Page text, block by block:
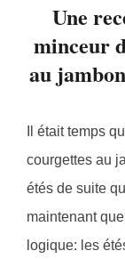
Une
minceur
au
Il était temps
courgettes au
étés de suite
maintenant
logique: les